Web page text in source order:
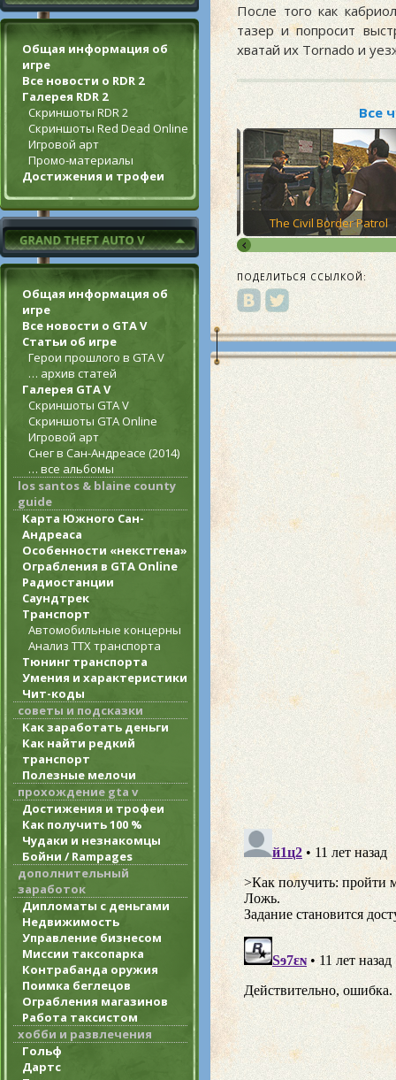
Общая информация об
игре
Все новости о RDR 2
Галерея RDR 2
Скриншоты RDR 2
Скриншоты Red Dead Online
Игровой арт
Промо-материалы
Достижения и трофеи
Общая информация об
игре
Все новости о GTA V
Статьи об игре
Герои прошлого в GTA V
… архив статей
Галерея GTA V
Скриншоты GTA V
Скриншоты GTA Online
Игровой арт
Снег в Сан-Андреасе (2014)
… все альбомы
los santos & blaine county
guide
Карта Южного Сан-
Андреаса
Особенности «некстгена»
Ограбления в GTA Online
Радиостанции
Саундтрек
Транспорт
Автомобильные концерны
Анализ ТТХ транспорта
Тюнинг транспорта
Умения и характеристики
Чит-коды
советы и подсказки
Как заработать деньги
Как найти редкий
транспорт
Полезные мелочи
прохождение gta v
Достижения и трофеи
Как получить 100 %
Чудаки и незнакомцы
Бойни / Rampages
дополнительный
заработок
Дипломаты с деньгами
Недвижимость
Управление бизнесом
Миссии таксопарка
Контрабанда оружия
Поимка беглецов
Ограбления магазинов
Работа таксистом
хобби и развлечения
Гольф
Дартс
После того как
тазер и попросит
хватай их Tornado и
Все
– Trevor Special Bonds The Civil Border Patrol
ПОДЕЛИТЬСЯ ССЫЛКОЙ: